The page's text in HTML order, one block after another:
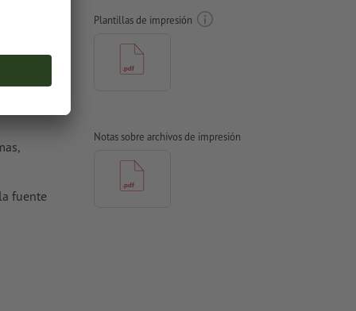
100 % al
fuente
o
Plantillas de impresión
Notas sobre archivos de impresión